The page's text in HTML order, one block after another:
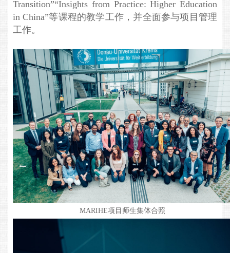
Transition”“Insights from Practice: Higher Education
in China”等课程的教学工作，并全面参与项目管理
工作。
MARIHE项目 师生集体合照